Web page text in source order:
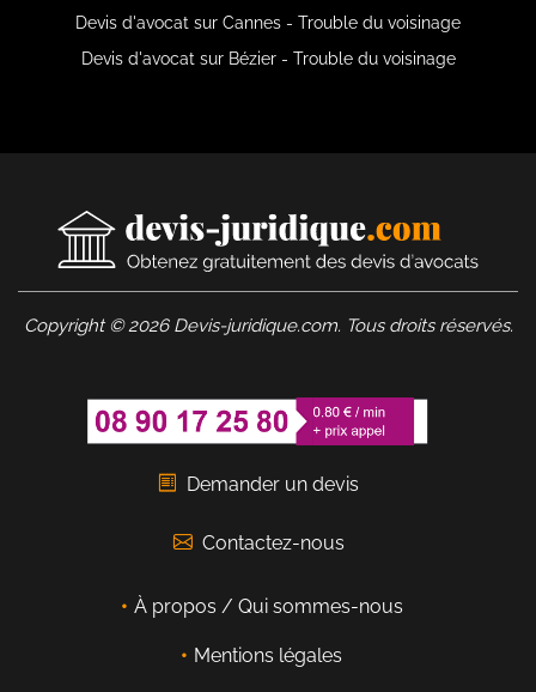
Devis d'avocat sur Cannes - Trouble du voisinage
Devis d'avocat sur Bézier - Trouble du voisinage
Copyright © 2026 Devis-juridique.com. Tous droits réservés.
Demander un devis
Contactez-nous
À propos / Qui sommes-nous
Mentions légales